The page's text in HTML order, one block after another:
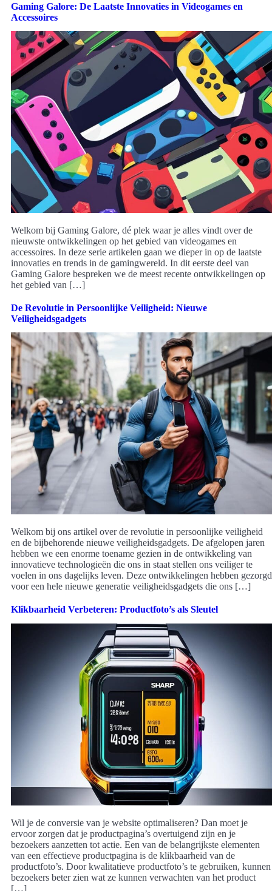
Gaming Galore: De Laatste Innovaties in Videogames en
Accessoires
Welkom bij Gaming Galore, dé plek waar je alles vindt over de
nieuwste ontwikkelingen op het gebied van videogames en
accessoires. In deze serie artikelen gaan we dieper in op de laatste
innovaties en trends in de gamingwereld. In dit eerste deel van
Gaming Galore bespreken we de meest recente ontwikkelingen op
het gebied van […]
De Revolutie in Persoonlijke Veiligheid: Nieuwe
Veiligheidsgadgets
Welkom bij ons artikel over de revolutie in persoonlijke veiligheid
en de bijbehorende nieuwe veiligheidsgadgets. De afgelopen jaren
hebben we een enorme toename gezien in de ontwikkeling van
innovatieve technologieën die ons in staat stellen ons veiliger te
voelen in ons dagelijks leven. Deze ontwikkelingen hebben gezorgd
voor een hele nieuwe generatie veiligheidsgadgets die ons […]
Klikbaarheid Verbeteren: Productfoto’s als Sleutel
Wil je de conversie van je website optimaliseren? Dan moet je
ervoor zorgen dat je productpagina’s overtuigend zijn en je
bezoekers aanzetten tot actie. Een van de belangrijkste elementen
van een effectieve productpagina is de klikbaarheid van de
productfoto’s. Door kwalitatieve productfoto’s te gebruiken, kunnen
bezoekers beter zien wat ze kunnen verwachten van het product
[…]